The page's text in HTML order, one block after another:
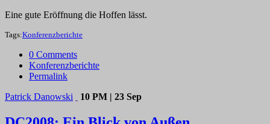
Eine gute Eröffnung die Hoffen lässt.
Tags:Konferenzberichte
0 Comments
Konferenzberichte
Permalink
Patrick Danowski
10 PM | 23 Sep